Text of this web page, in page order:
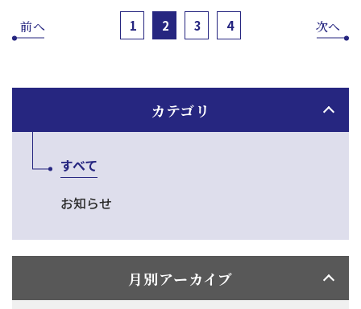
前へ 1 2 3 4 次へ
カテゴリ
すべて
お知らせ
月別アーカイブ